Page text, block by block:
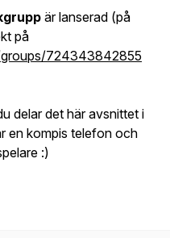
är lanserad (på
på
724343842855
delar det här avsnittet i
en kompis telefon och
:)